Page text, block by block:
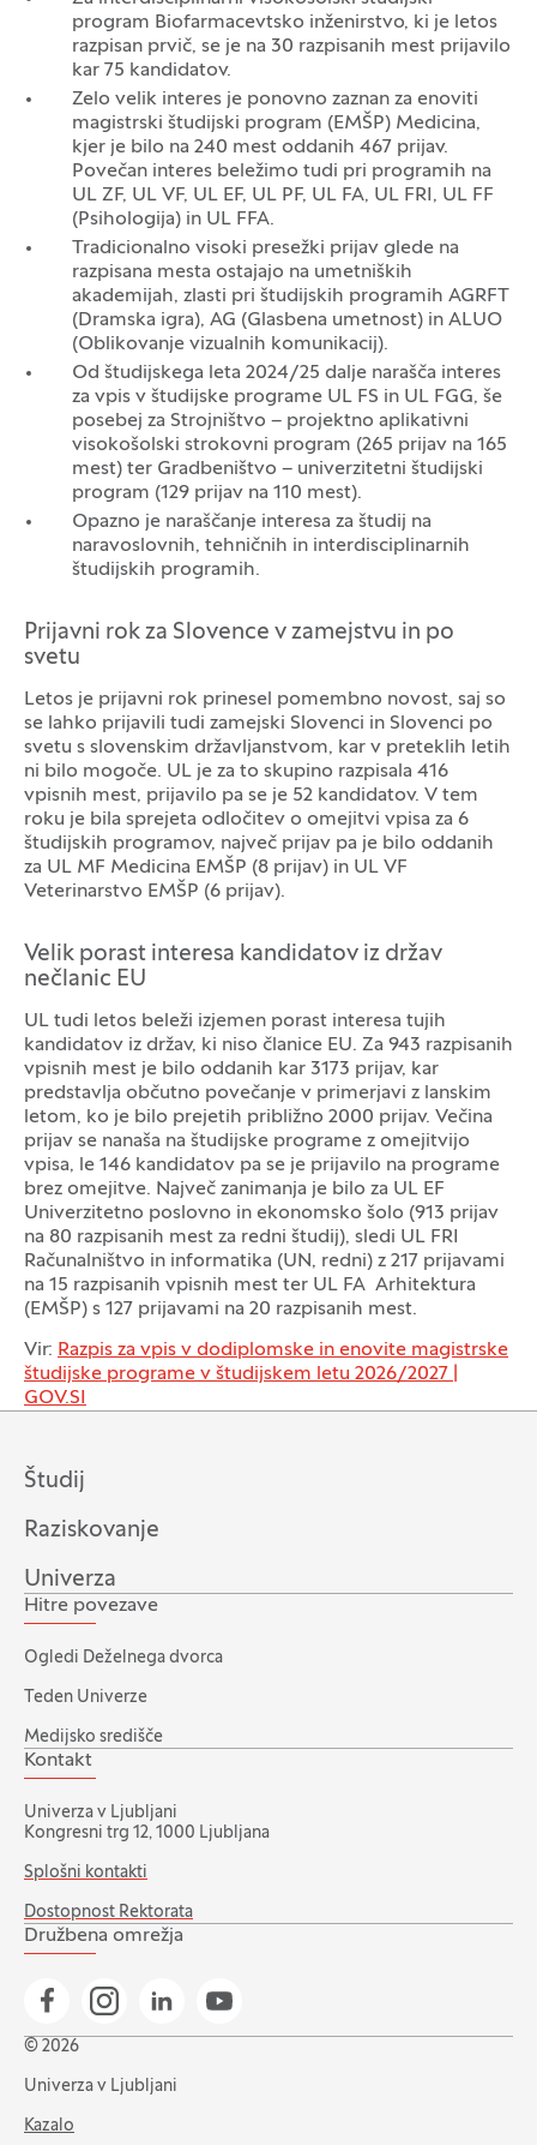
program Biofarmacevtsko inženirstvo, ki je letos
razpisan prvič, se je na 30 razpisanih mest prijavilo
kar 75 kandidatov.
Zelo velik interes je ponovno zaznan za enoviti
magistrski študijski program (EMŠP) Medicina,
kjer je bilo na 240 mest oddanih 467 prijav.
Povečan interes beležimo tudi pri programih na
UL ZF, UL VF, UL EF, UL PF, UL FA, UL FRI, UL FF
(Psihologija) in UL FFA.
Tradicionalno visoki presežki prijav glede na
razpisana mesta ostajajo na umetniških
akademijah, zlasti pri študijskih programih AGRFT
(Dramska igra), AG (Glasbena umetnost) in ALUO
(Oblikovanje vizualnih komunikacij).
Od študijskega leta 2024/25 dalje narašča interes
za vpis v študijske programe UL FS in UL FGG, še
posebej za Strojništvo – projektno aplikativni
visokošolski strokovni program (265 prijav na 165
mest) ter Gradbeništvo – univerzitetni študijski
program (129 prijav na 110 mest).
Opazno je naraščanje interesa za študij na
naravoslovnih, tehničnih in interdisciplinarnih
študijskih programih.
Prijavni rok za Slovence v zamejstvu in po
svetu
Letos je prijavni rok prinesel pomembno novost, saj so
se lahko prijavili tudi zamejski Slovenci in Slovenci po
svetu s slovenskim državljanstvom, kar v preteklih letih
ni bilo mogoče. UL je za to skupino razpisala 416
vpisnih mest, prijavilo pa se je 52 kandidatov. V tem
roku je bila sprejeta odločitev o omejitvi vpisa za 6
študijskih programov, največ prijav pa je bilo oddanih
za UL MF Medicina EMŠP (8 prijav) in UL VF
Veterinarstvo EMŠP (6 prijav).
Velik porast interesa kandidatov iz držav
nečlanic EU
UL tudi letos beleži izjemen porast interesa tujih
kandidatov iz držav, ki niso članice EU. Za 943 razpisanih
vpisnih mest je bilo oddanih kar 3173 prijav, kar
predstavlja občutno povečanje v primerjavi z lanskim
letom, ko je bilo prejetih približno 2000 prijav. Večina
prijav se nanaša na študijske programe z omejitvijo
vpisa, le 146 kandidatov pa se je prijavilo na programe
brez omejitve. Največ zanimanja je bilo za UL EF
Univerzitetno poslovno in ekonomsko šolo (913 prijav
na 80 razpisanih mest za redni študij), sledi UL FRI
Računalništvo in informatika (UN, redni) z 217 prijavami
na 15 razpisanih vpisnih mest ter UL FA Arhitektura
(EMŠP) s 127 prijavami na 20 razpisanih mest.
Vir: Razpis za vpis v dodiplomske in enovite magistrske
študijske programe v študijskem letu 2026/2027 |
GOV.SI
Študij
Raziskovanje
Univerza
Hitre povezave
Ogledi Deželnega dvorca
Teden Univerze
Medijsko središče
Kontakt
Univerza v Ljubljani
Kongresni trg 12, 1000 Ljubljana
Splošni kontakti
Dostopnost Rektorata
Družbena omrežja
Pojdi na našo Facebook stran
Pojdi na našo Instagram stran
Pojdi na Linkedin stran
Pojdi na YouTube stran
© 2026
Univerza v Ljubljani
Kazalo